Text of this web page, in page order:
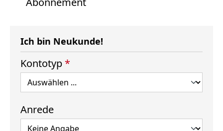
Ich bin Neukunde!
Persönliche Informationen
Kontotyp *
Anrede